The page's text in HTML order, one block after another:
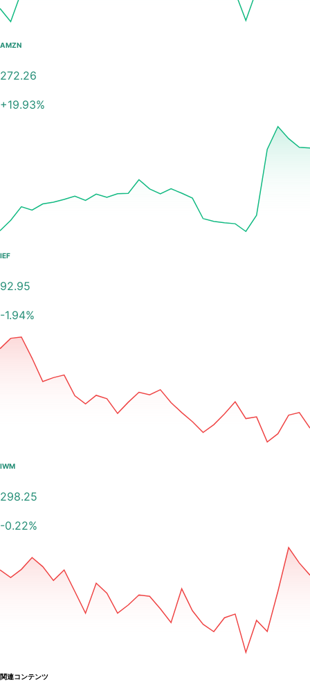
AMZN
272.26
+19.93%
IEF
92.95
-1.94%
IWM
298.25
-0.22%
関連コンテンツ